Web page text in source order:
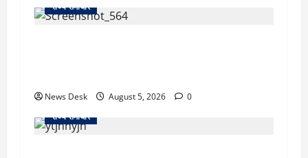
राज्य समाचार
News Desk August 5, 2026
0
राज्य समाचार